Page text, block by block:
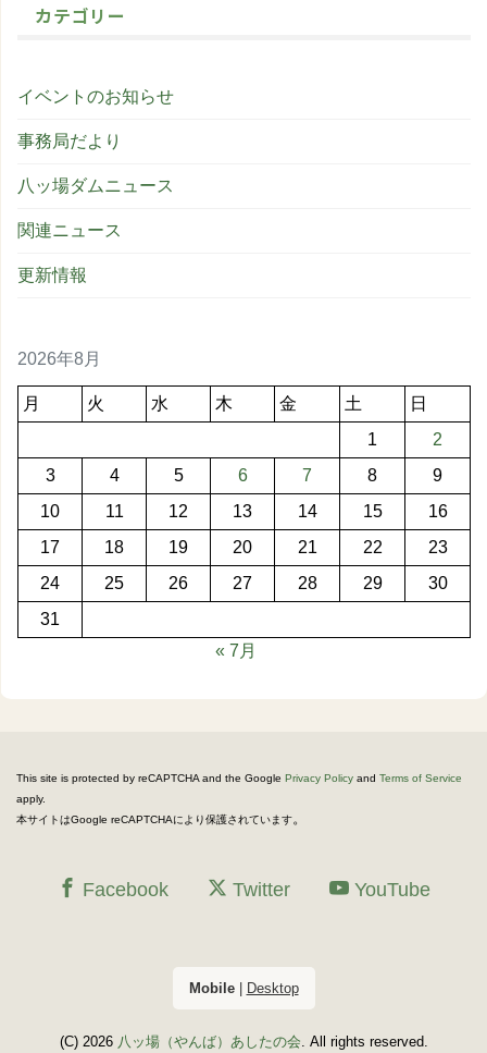
カテゴリー
イベントのお知らせ
事務局だより
八ッ場ダムニュース
関連ニュース
更新情報
2026年8月
月 火 水 木 金 土
日
1
2
3
4 5 6 7 8
9
10
11 12 13 14 15
16
17
18 19 20 21 22
23
24
25 26 27 28 29
30
31
« 7月
This site is protected by reCAPTCHA and the Google Privacy Policy and Terms of Service
apply.
本サイトはGoogle reCAPTCHAにより保護されています。
Facebook Twitter YouTube
Mobile| Desktop
(C) 2026 八ッ場（やんば）あしたの会. All rights reserved.